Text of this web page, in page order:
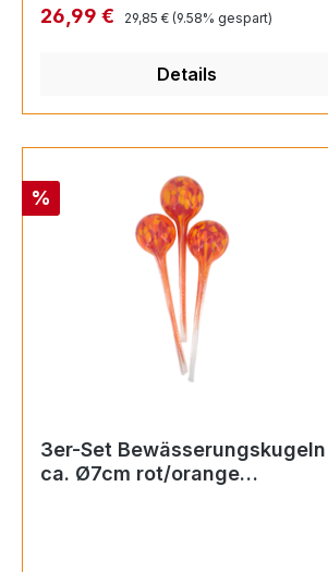
Verkaufspreis:
26,99 € Regulärer Preis:
29,85 € (9.58% gespart)
Details
Rabatt
%
3er-Set Bewässerungskugeln
ca. Ø7cm rot/orange